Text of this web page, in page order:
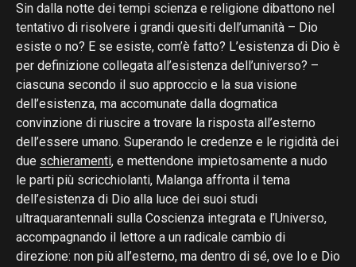
Sin dalla notte dei tempi scienza e religione dibattono nel
tentativo di risolvere i grandi quesiti dell’umanità – Dio
esiste o no? E se esiste, com’è fatto? L’esistenza di Dio è
per definizione collegata all’esistenza dell’universo? –
ciascuna secondo il suo approccio e la sua visione
dell’esistenza, ma accomunate dalla dogmatica
convinzione di riuscire a trovare la risposta all’esterno
dell’essere umano. Superando le credenze e le rigidità dei
due schieramenti, e mettendone impietosamente a nudo
le parti più scricchiolanti, Malanga affronta il tema
dell’esistenza di Dio alla luce dei suoi studi
ultraquarantennali sulla Coscienza integrata e l’Universo,
accompagnando il lettore a un radicale cambio di
direzione: non più all’esterno, ma dentro di sé, ove Io e Dio